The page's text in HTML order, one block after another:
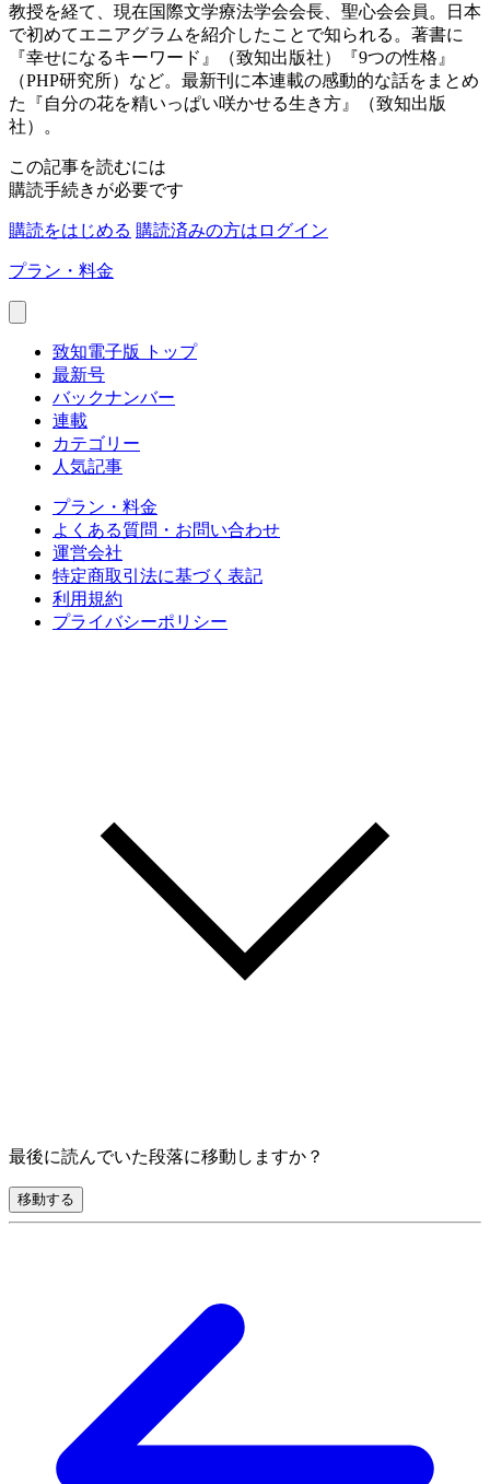
教授を経て、現在国際文学療法学会会長、聖心会会員。日本
で初めてエニアグラムを紹介したことで知られる。著書に
『幸せになるキーワード』（致知出版社）『9つの性格』
（PHP研究所）など。最新刊に本連載の感動的な話をまとめ
た『自分の花を精いっぱい咲かせる生き方』（致知出版
社）。
この記事を読むには
購読手続きが必要です
購読をはじめる 購読済みの方はログイン
プラン・料金
致知電子版 トップ
最新号
バックナンバー
連載
カテゴリー
人気記事
プラン・料金
よくある質問・お問い合わせ
運営会社
特定商取引法に基づく表記
利用規約
プライバシーポリシー
最後に読んでいた段落に移動しますか？
移動する